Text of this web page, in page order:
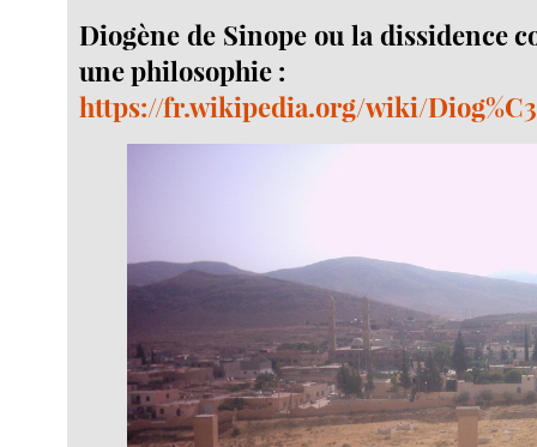
Diogène de Sinope ou la dissidence
une philosophie :
https://fr.wikipedia.org/wiki/